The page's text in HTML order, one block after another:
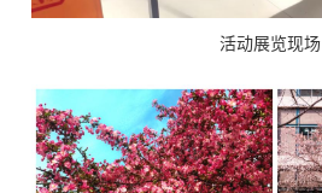
活动展览现场